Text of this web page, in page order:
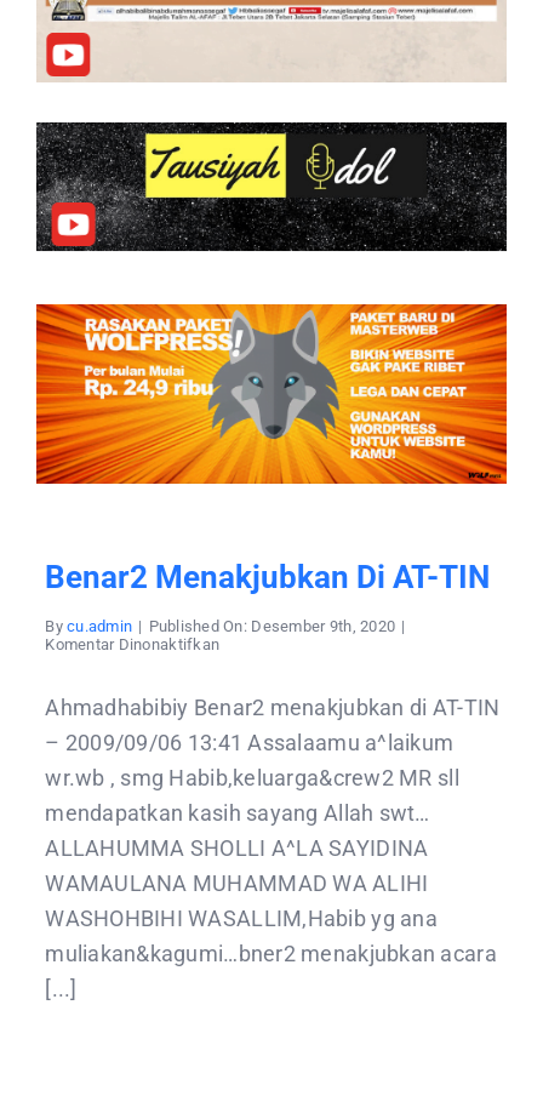
Benar2 Menakjubkan Di AT-TIN
Bycu.admin | Published On: Desember 9th, 2020 |
Komentar Dinonaktifkanpada
AT-
TIN
Ahmadhabibiy Benar2 menakjubkan di AT-TIN
– 2009/09/06 13:41 Assalaamu a^laikum
wr.wb , smg Habib,keluarga&crew2 MR sll
mendapatkan kasih sayang Allah swt…
ALLAHUMMA SHOLLI A^LA SAYIDINA
WAMAULANA MUHAMMAD WA ALIHI
WASHOHBIHI WASALLIM,Habib yg ana
muliakan&kagumi…bner2 menakjubkan acara
[...]